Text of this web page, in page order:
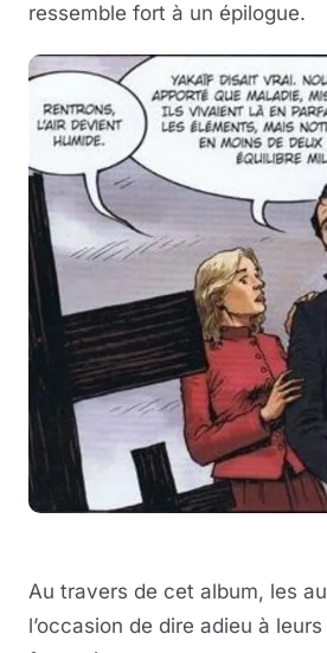
ressemble fort à un épilogue.
Au travers de cet album, les
l’occasion de dire adieu à